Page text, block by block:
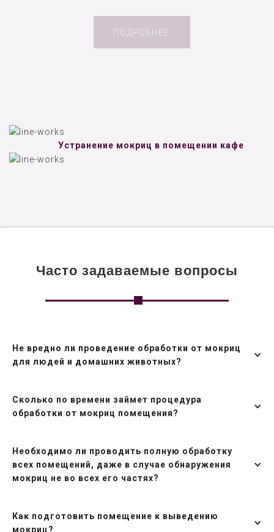
ПОДРОБНЕЕ
Устранение мокриц в помещении кафе
Часто задаваемые вопросы
Не вредно ли проведение обработки от мокриц
для людей и домашних животных?
Сколько по времени займет процедура
обработки от мокриц помещения?
Необходимо ли проводить полную обработку
всех помещений, даже в случае обнаружения
мокриц не во всех его частях?
Как подготовить помещение к выведению
мокриц?